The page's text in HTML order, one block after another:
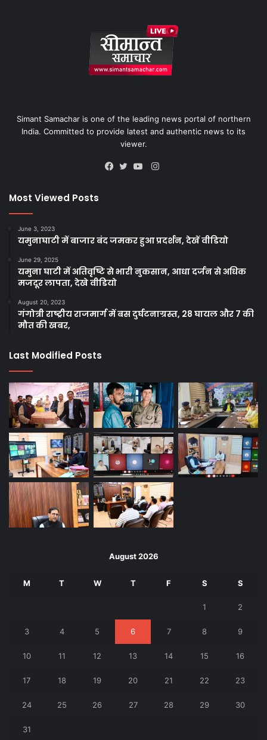
Simant Samachar is one of the leading news portal of northern
India. Committed to provide latest and authentic news to its
viewer.
Instagram
Most Viewed Posts
June 3, 2023
यमुनाघाटी में बाजार बंद जमकर हुआ प्रदर्शन, देखें वीडियो
June 29, 2025
यमुना घाटी में अतिवृष्टि से भारी नुकसान, आधा दर्जन से अधिक
मजदूर लापता, देखे वीडियो
August 20, 2023
गंगोत्री राष्ट्रीय राजमार्ग में बस दुर्घटनाग्रस्त, 28 घायल और 7 की
मौत की खबर,
Last Modified Posts
August 2026
M T W T F S S
1 2
3 4 5 6 7 8 9
10 11 12 13 14 15 16
17 18 19 20 21 22 23
24 25 26 27 28 29 30
31